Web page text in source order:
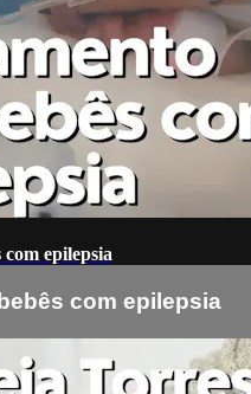
epilepsia
com epilepsia